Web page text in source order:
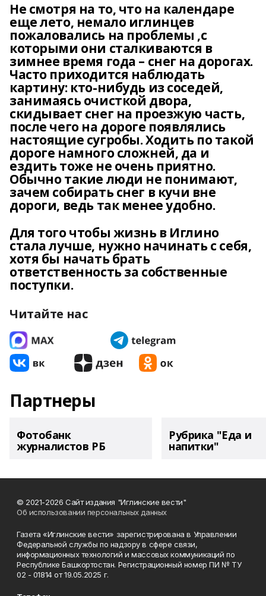
Не смотря на то, что на календаре
еще лето, немало иглинцев
пожаловались на проблемы ,с
которыми они сталкиваются в
зимнее время года – снег на дорогах.
Часто приходится наблюдать
картину: кто-нибудь из соседей,
занимаясь очисткой двора,
скидывает снег на проезжую часть,
после чего на дороге появлялись
настоящие сугробы. Ходить по такой
дороге намного сложней, да и
ездить тоже не очень приятно.
Обычно такие люди не понимают,
зачем собирать снег в кучи вне
дороги, ведь так менее удобно.
Для того чтобы жизнь в Иглино
стала лучше, нужно начинать с себя,
хотя бы начать брать
ответственность за собственные
поступки.
Читайте нас
Партнеры
Фотобанк
журналистов РБ
Рубрика "Еда и
напитки"
© 2021-2026 Сайт издания "Иглинские вести"
Об использовании персональных данных
Газета «Иглинские вести» зарегистрирована в Управлении
Федеральной службы по надзору в сфере связи,
информационных технологий и массовых коммуникаций по
Республике Башкортостан. Регистрационный номер ПИ № ТУ
02 - 01814 от 19.05.2025 г.